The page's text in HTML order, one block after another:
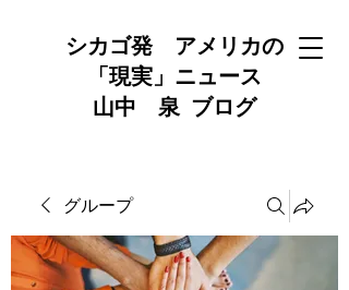
シカゴ発 アメリカの
「現実」ニュース
山中 泉 ブログ
グループ